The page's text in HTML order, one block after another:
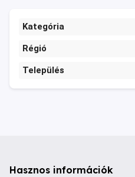
Kategória
Régió
Település
Hasznos információk